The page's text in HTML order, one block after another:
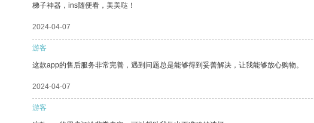
梯子神器，ins随便看，美美哒！
2024-04-07
游客
这款app的售后服务非常完善，遇到问题总是能够得到妥善解决，让我能够放心购物。
2024-04-07
游客